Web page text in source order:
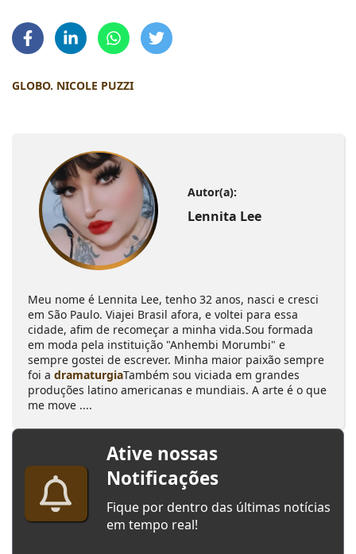
GLOBO. NICOLE PUZZI
Autor(a):
Lennita Lee
Meu nome é Lennita Lee, tenho 32 anos, nasci e cresci
em São Paulo. Viajei Brasil afora, e voltei para essa
cidade, afim de recomeçar a minha vida.Sou formada
em moda pela instituição "Anhembi Morumbi" e
sempre gostei de escrever. Minha maior paixão sempre
foi a dramaturgiaTambém sou viciada em grandes
produções latino americanas e mundiais. A arte é o que
me move ....
Ative nossas
Notificações
Fique por dentro das últimas notícias
em tempo real!